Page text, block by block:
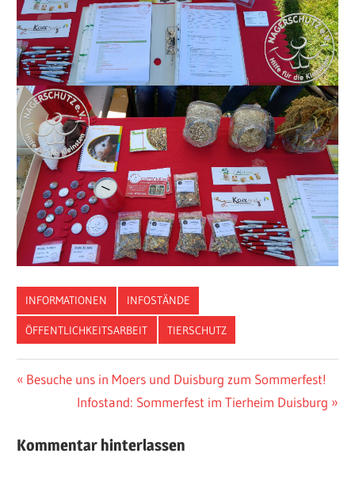
INFORMATIONEN INFOSTÄNDE
ÖFFENTLICHKEITSARBEIT TIERSCHUTZ
Vorheriger
Besuche uns in Moers und Duisburg zum Sommerfest!
Nächster
Infostand: Sommerfest im Tierheim Duisburg
Kommentar hinterlassen